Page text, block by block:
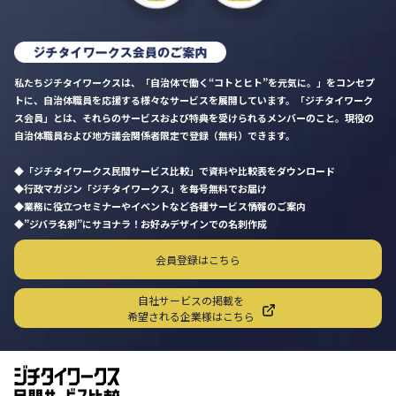
私たちジチタイワークスは、「自治体で働く“コトとヒト”を元気に。」をコンセプ
トに、自治体職員を応援する様々なサービスを展開しています。「ジチタイワーク
ス会員」とは、それらのサービスおよび特典を受けられるメンバーのこと。現役の
自治体職員および地方議会関係者限定で登録（無料）できます。
「ジチタイワークス民間サービス比較」で資料や比較表をダウンロード
行政マガジン「ジチタイワークス」を毎号無料でお届け
業務に役立つセミナーやイベントなど各種サービス情報のご案内
”ジバラ名刺”にサヨナラ！お好みデザインでの名刺作成
会員登録はこちら
自社サービスの掲載を
希望される企業様はこちら